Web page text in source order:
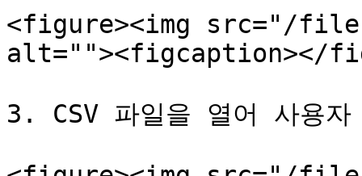
<figure><img src="/files/
alt=""><figcaption></
3. CSV 파일을 열어 사용